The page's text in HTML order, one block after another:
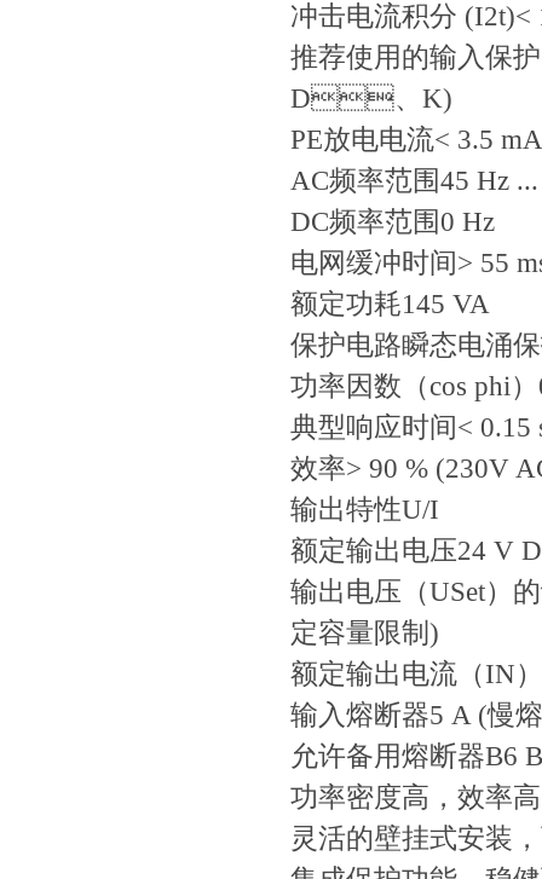
冲击电流积分 (I2t)<
推荐使用的输入保
D、K)
PE放电电流< 3.5 mA
AC频率范围45 Hz
DC频率范围 0 Hz
电网缓冲时间> 55
额定功耗145 VA
保护电路瞬态电涌
功率因数（cos phi）
典型响应时间< 0.15
效率> 90 % (230V
输出特性U/I
额定输出电压24 V
输出电压（USet）
定容量限制)
额定输出电流（IN）
输入熔断器5 A (慢熔
允许备用熔断器B6
功率密度高，效率高
灵活的壁挂式安装